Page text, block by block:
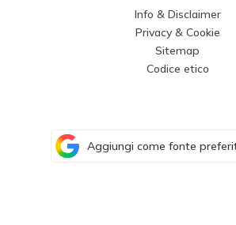
Info & Disclaimer
Privacy & Cookie
Sitemap
Codice etico
Aggiungi come fonte